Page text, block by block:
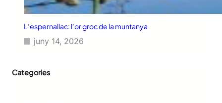
L’espernallac: l’or groc de la muntanya
juny 14, 2026
Categories